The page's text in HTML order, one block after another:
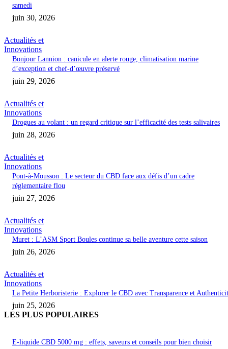
samedi
juin 30, 2026
Actualités et
Innovations
Bonjour Lannion : canicule en alerte rouge, climatisation marine
d’exception et chef-d’œuvre préservé
juin 29, 2026
Actualités et
Innovations
Drogues au volant : un regard critique sur l’efficacité des tests salivaires
juin 28, 2026
Actualités et
Innovations
Pont-à-Mousson : Le secteur du CBD face aux défis d’un cadre
réglementaire flou
juin 27, 2026
Actualités et
Innovations
Muret : L’ASM Sport Boules continue sa belle aventure cette saison
juin 26, 2026
Actualités et
Innovations
La Petite Herboristerie : Explorer le CBD avec Transparence et
juin 25, 2026
LES PLUS POPULAIRES
E-liquide CBD 5000 mg : effets, saveurs et conseils pour bien choisir